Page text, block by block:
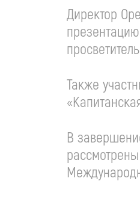
Директор
Также
В